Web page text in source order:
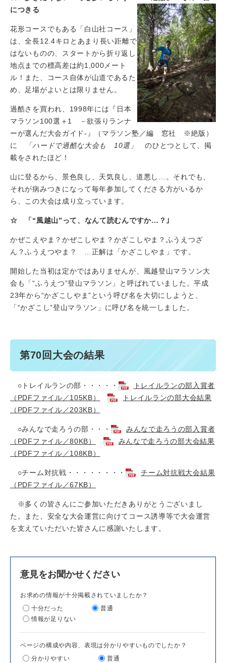
につきる
花形コースでもある「白山社コース」
は、全長12.4キロとあまり長い距離で
はないものの、スタートから折り返し
地点までの標高差は約1,000メート
ル！また、コース自体が山道であるた
め、足場がよいとは限りません。
過酷さを買われ、1998年には『日本
マラソン100選＋1 －欲張りランナ
ーが選んだ大会ガイド-』（マラソン塾／編 窓社 ※絶版）
に
「ハードで過酷な大会も 10選」のひとつとして、掲
載をされたほど！
山に登るから、景色良し、天気良し、道悪し…。それでも、
それが病みつきになって毎年参加してくださる方がいるか
ら、この大会は成り立っています。
☆ 「“風越山”って、なんて読むんですか…？｣
かぜこえやま？かぜこしやま？かざこしやま？ふうえつざ
ん？ふうえつやま？ …正解は「かざこしやま」です。
開始した当初は定かではありませんが、風越登山マラソン大
会も「“ふうえつ”登山マラソン」と呼ばれていました。平成
23年から“かざこしやま”という呼び名を大切にしようと、
「“かざこし”登山マラソン」に呼び名を統一しました。
第70回大会の結果
○トレイルランの部・・・・・
トレイルランの部入賞者
（PDFファイル／105KB）
トレイルランの部大会結果
（PDFファイル／203KB）
○みんなで走ろうの部・・・
みんなで走ろうの部入賞者
（PDFファイル／80KB）
みんなで走ろうの部大会結果
（PDFファイル／108KB）
○チーム対抗戦・・・・・・・・
チーム対抗戦大会結果
（PDFファイル／67KB）
※多くの皆さんにご参加いただきありがとうございまし
た。また、安全な大会運営に向けてコース誘導等で大会運営
を支えていただいた皆さんに感謝いたします。
意見をお聞かせください
お求めの情報が十分掲載されていましたか？
十分だった
普通
情報が足りない
ページの構成や内容、表現は分かりやすいものでしたか？
分かりやすい
普通